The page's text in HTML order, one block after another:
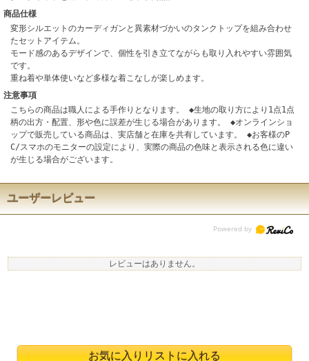
商品仕様
変形シルエットのカーディガンと異素材づかいのタンクトップを組み合わせ
たセットアイテム。
モード感のあるデザインで、個性を引き立てながらも取り入れやすい雰囲気
です。
重ね着や単体使いなど多様な着こなしが楽しめます。
注意事項
こちらの商品は職人による手作りとなります。 ◆生地の取り方により1点1点
柄の出方・配置、形や色に誤差が生じる場合があります。 ◆オンラインショ
ップで販売している商品は、実店舗と在庫を共有しています。 ◆お客様のP
C/スマホのモニターの設定により、実際の商品の色味と表示される色に違い
が生じる場合がございます。
ユーザーレビュー
レビューはありません。